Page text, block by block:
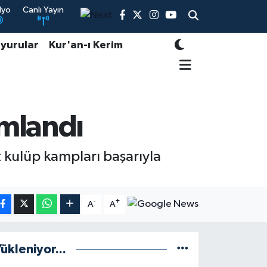
Canlı Yayın
Kur'an-ı Kerim
kampları başarıyla
A- A+